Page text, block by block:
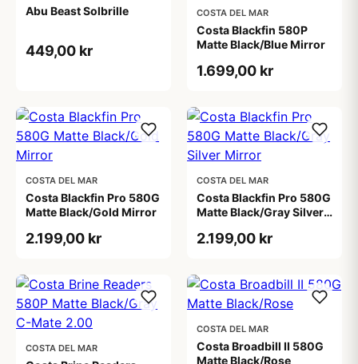
Abu Beast Solbrille
449,00 kr
COSTA DEL MAR
Costa Blackfin 580P
Matte Black/Blue Mirror
1.699,00 kr
COSTA DEL MAR
Costa Blackfin Pro 580G
Matte Black/Gold Mirror
2.199,00 kr
COSTA DEL MAR
Costa Blackfin Pro 580G
Matte Black/Gray Silver
2.199,00 kr
COSTA DEL MAR
COSTA DEL MAR
Costa Broadbill II 580G
Matte Black/Rose